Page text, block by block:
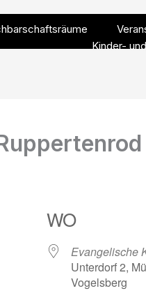
Kinder-
WO
Evangelische
Unterdorf 2,
Vogelsberg